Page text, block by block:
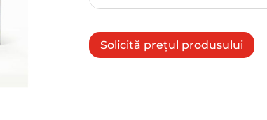
Solicită prețul produsului